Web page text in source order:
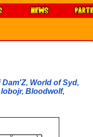
World of Syd,
Bloodwolf,